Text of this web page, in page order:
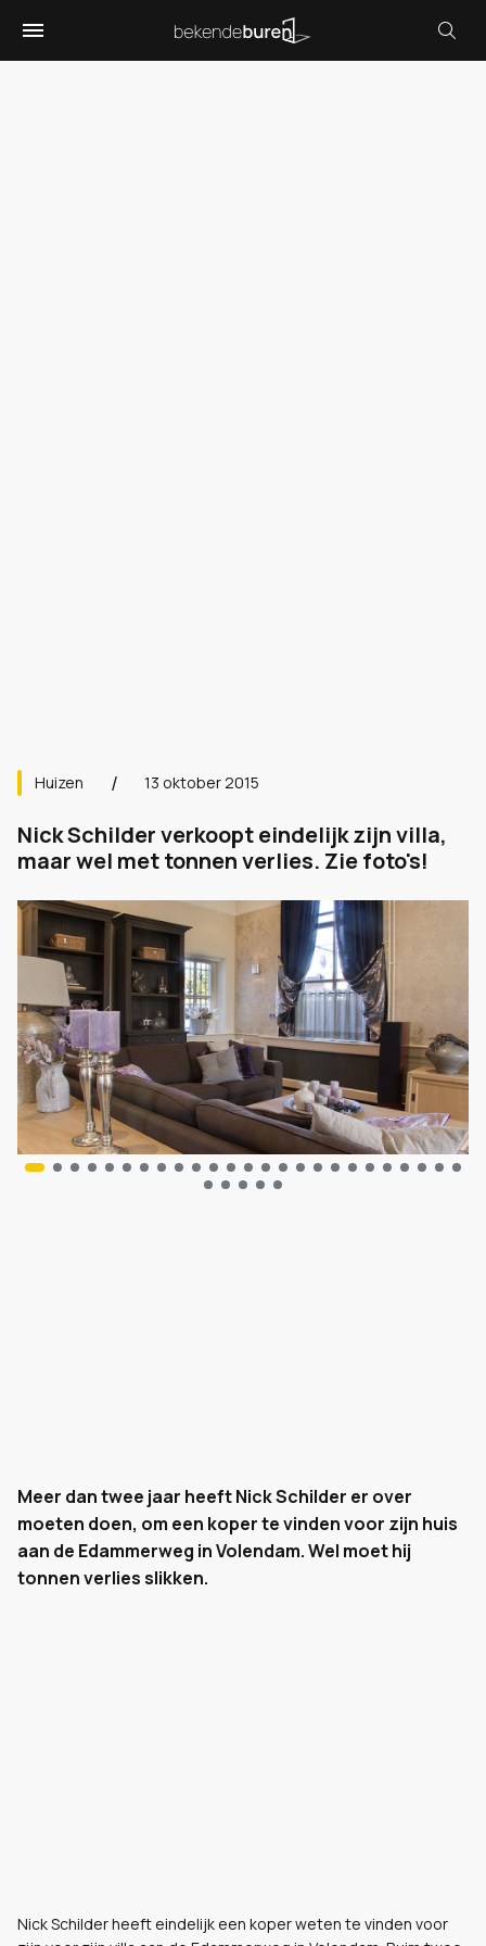
Huizen 13 oktober 2015
Nick Schilder verkoopt eindelijk zijn villa,
maar wel met tonnen verlies. Zie foto's!
Meer dan twee jaar heeft Nick Schilder er over
moeten doen, om een koper te vinden voor zijn huis
aan de Edammerweg in Volendam. Wel moet hij
tonnen verlies slikken.
Nick Schilder heeft eindelijk een koper weten te vinden voor